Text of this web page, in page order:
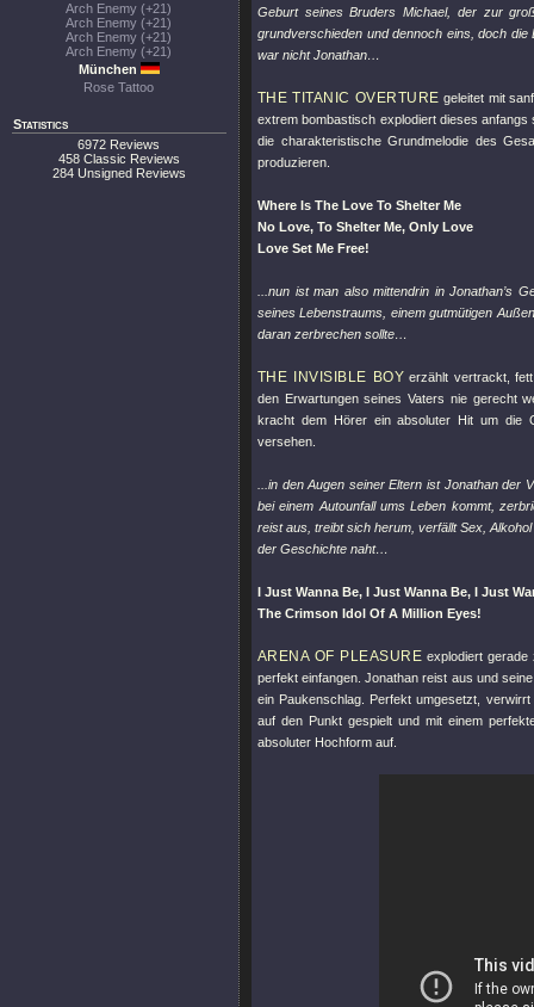
Arch Enemy (+21)
Arch Enemy (+21)
Arch Enemy (+21)
Arch Enemy (+21)
München
Rose Tattoo
Statistics
6972 Reviews
458 Classic Reviews
284 Unsigned Reviews
Geburt seines Bruders Michael, der zur
grundverschieden und dennoch eins, doch
war nicht Jonathan…
THE TITANIC OVERTURE geleitet mit
extrem bombastisch explodiert dieses
die charakteristische Grundmelodie des
produzieren.
Where Is The Love To Shelter Me
No Love, To Shelter Me, Only Love
Love Set Me Free!
...nun ist man also mittendrin in Jonathan’s
seines Lebenstraums, einem gutmütigen
daran zerbrechen sollte…
THE INVISIBLE BOY erzählt vertrackt,
den Erwartungen seines Vaters nie gerecht
kracht dem Hörer ein absoluter Hit um die
versehen.
...in den Augen seiner Eltern ist Jonathan
bei einem Autounfall ums Leben kommt,
reist aus, treibt sich herum, verfällt Sex,
der Geschichte naht…
I Just Wanna Be, I Just Wanna Be, I Just
The Crimson Idol Of A Million Eyes!
ARENA OF PLEASURE explodiert
perfekt einfangen. Jonathan reist aus und
ein Paukenschlag. Perfekt umgesetzt,
auf den Punkt gespielt und mit einem
absoluter Hochform auf.